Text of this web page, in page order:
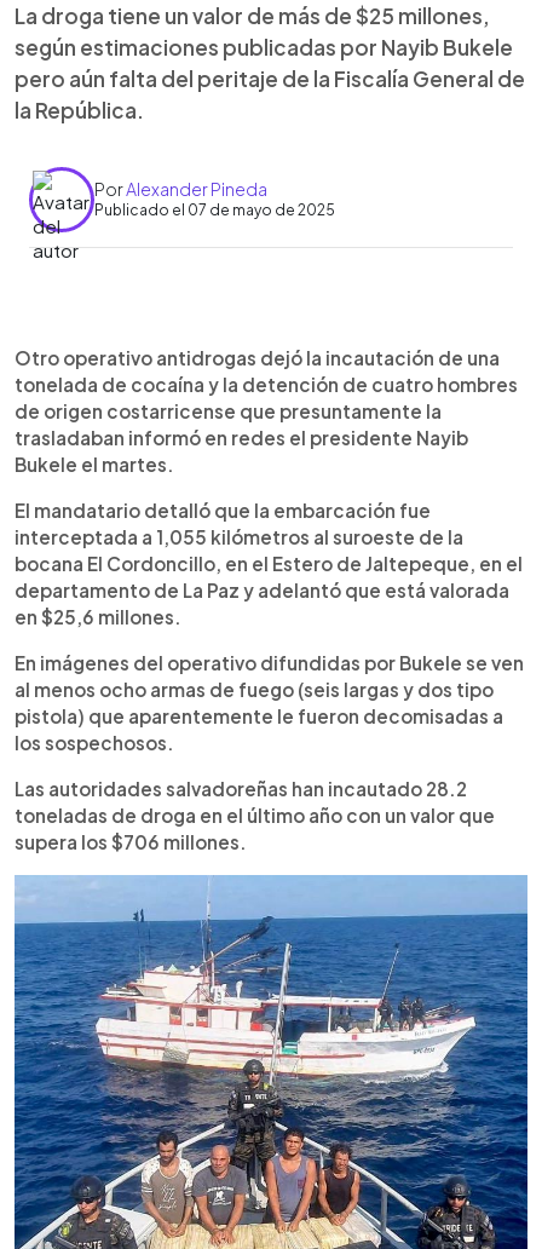
La droga tiene un valor de más de $25 millones,
según estimaciones publicadas por Nayib Bukele
pero aún falta del peritaje de la Fiscalía General de
la República.
PorAlexander Pineda
Publicado el 07 de mayo de 2025
Escuchar artículo
Otro operativo antidrogas dejó la incautación de una
tonelada de cocaína y la detención de cuatro hombres
de origen costarricense que presuntamente la
trasladaban informó en redes el presidente Nayib
Bukele el martes.
El mandatario detalló que la embarcación fue
interceptada a 1,055 kilómetros al suroeste de la
bocana El Cordoncillo, en el Estero de Jaltepeque, en el
departamento de La Paz y adelantó que está valorada
en $25,6 millones.
En imágenes del operativo difundidas por Bukele se ven
al menos ocho armas de fuego (seis largas y dos tipo
pistola) que aparentemente le fueron decomisadas a
los sospechosos.
Las autoridades salvadoreñas han incautado 28.2
toneladas de droga en el último año con un valor que
supera los $706 millones.